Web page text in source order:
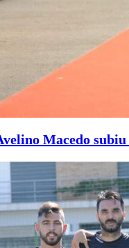
Macedo subiu